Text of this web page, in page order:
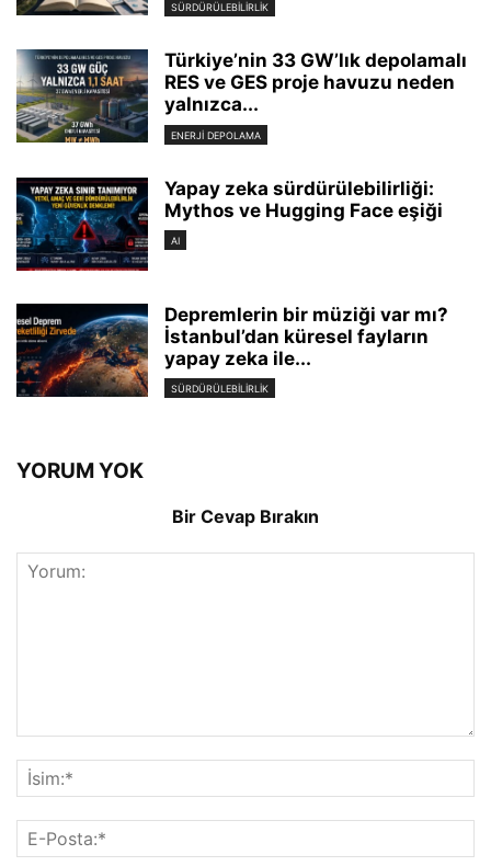
SÜRDÜRÜLEBILIRLIK
Türkiye’nin 33 GW’lık depolamalı
RES ve GES proje havuzu neden
yalnızca...
ENERJI DEPOLAMA
Yapay zeka sürdürülebilirliği:
Mythos ve Hugging Face eşiği
AI
Depremlerin bir müziği var mı?
İstanbul’dan küresel fayların
yapay zeka ile...
SÜRDÜRÜLEBILIRLIK
YORUM YOK
Bir Cevap Bırakın